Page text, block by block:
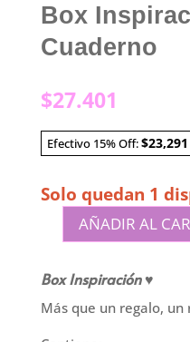
Box
Cuaderno
$27.401
Efectivo 15% Off:$23,291
Solo quedan 1
-
Cuaderno
AÑADIR AL
Box Inspiración ♥
Más que un regalo,